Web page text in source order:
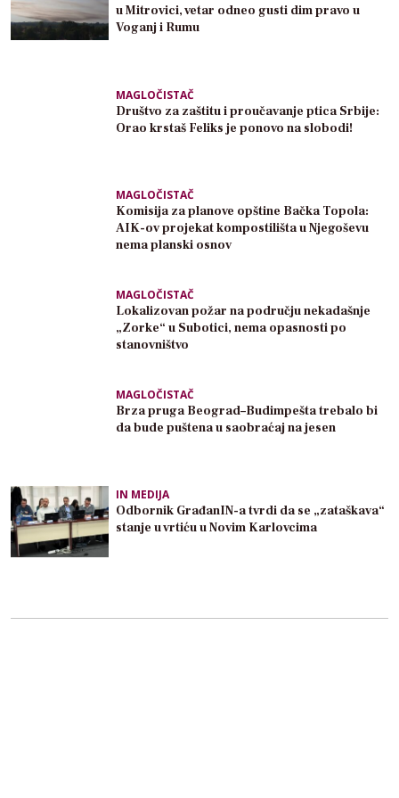
u Mitrovici, vetar odneo gusti dim pravo u
Voganj i Rumu
MAGLOČISTAČ
Društvo za zaštitu i proučavanje ptica Srbije:
Orao krstaš Feliks je ponovo na slobodi!
MAGLOČISTAČ
Komisija za planove opštine Bačka Topola:
AIK-ov projekat kompostilišta u Njegoševu
nema planski osnov
MAGLOČISTAČ
Lokalizovan požar na području nekadašnje
„Zorke“ u Subotici, nema opasnosti po
stanovništvo
MAGLOČISTAČ
Brza pruga Beograd–Budimpešta trebalo bi
da bude puštena u saobraćaj na jesen
IN MEDIJA
Odbornik GrađanIN-a tvrdi da se „zataškava“
stanje u vrtiću u Novim Karlovcima